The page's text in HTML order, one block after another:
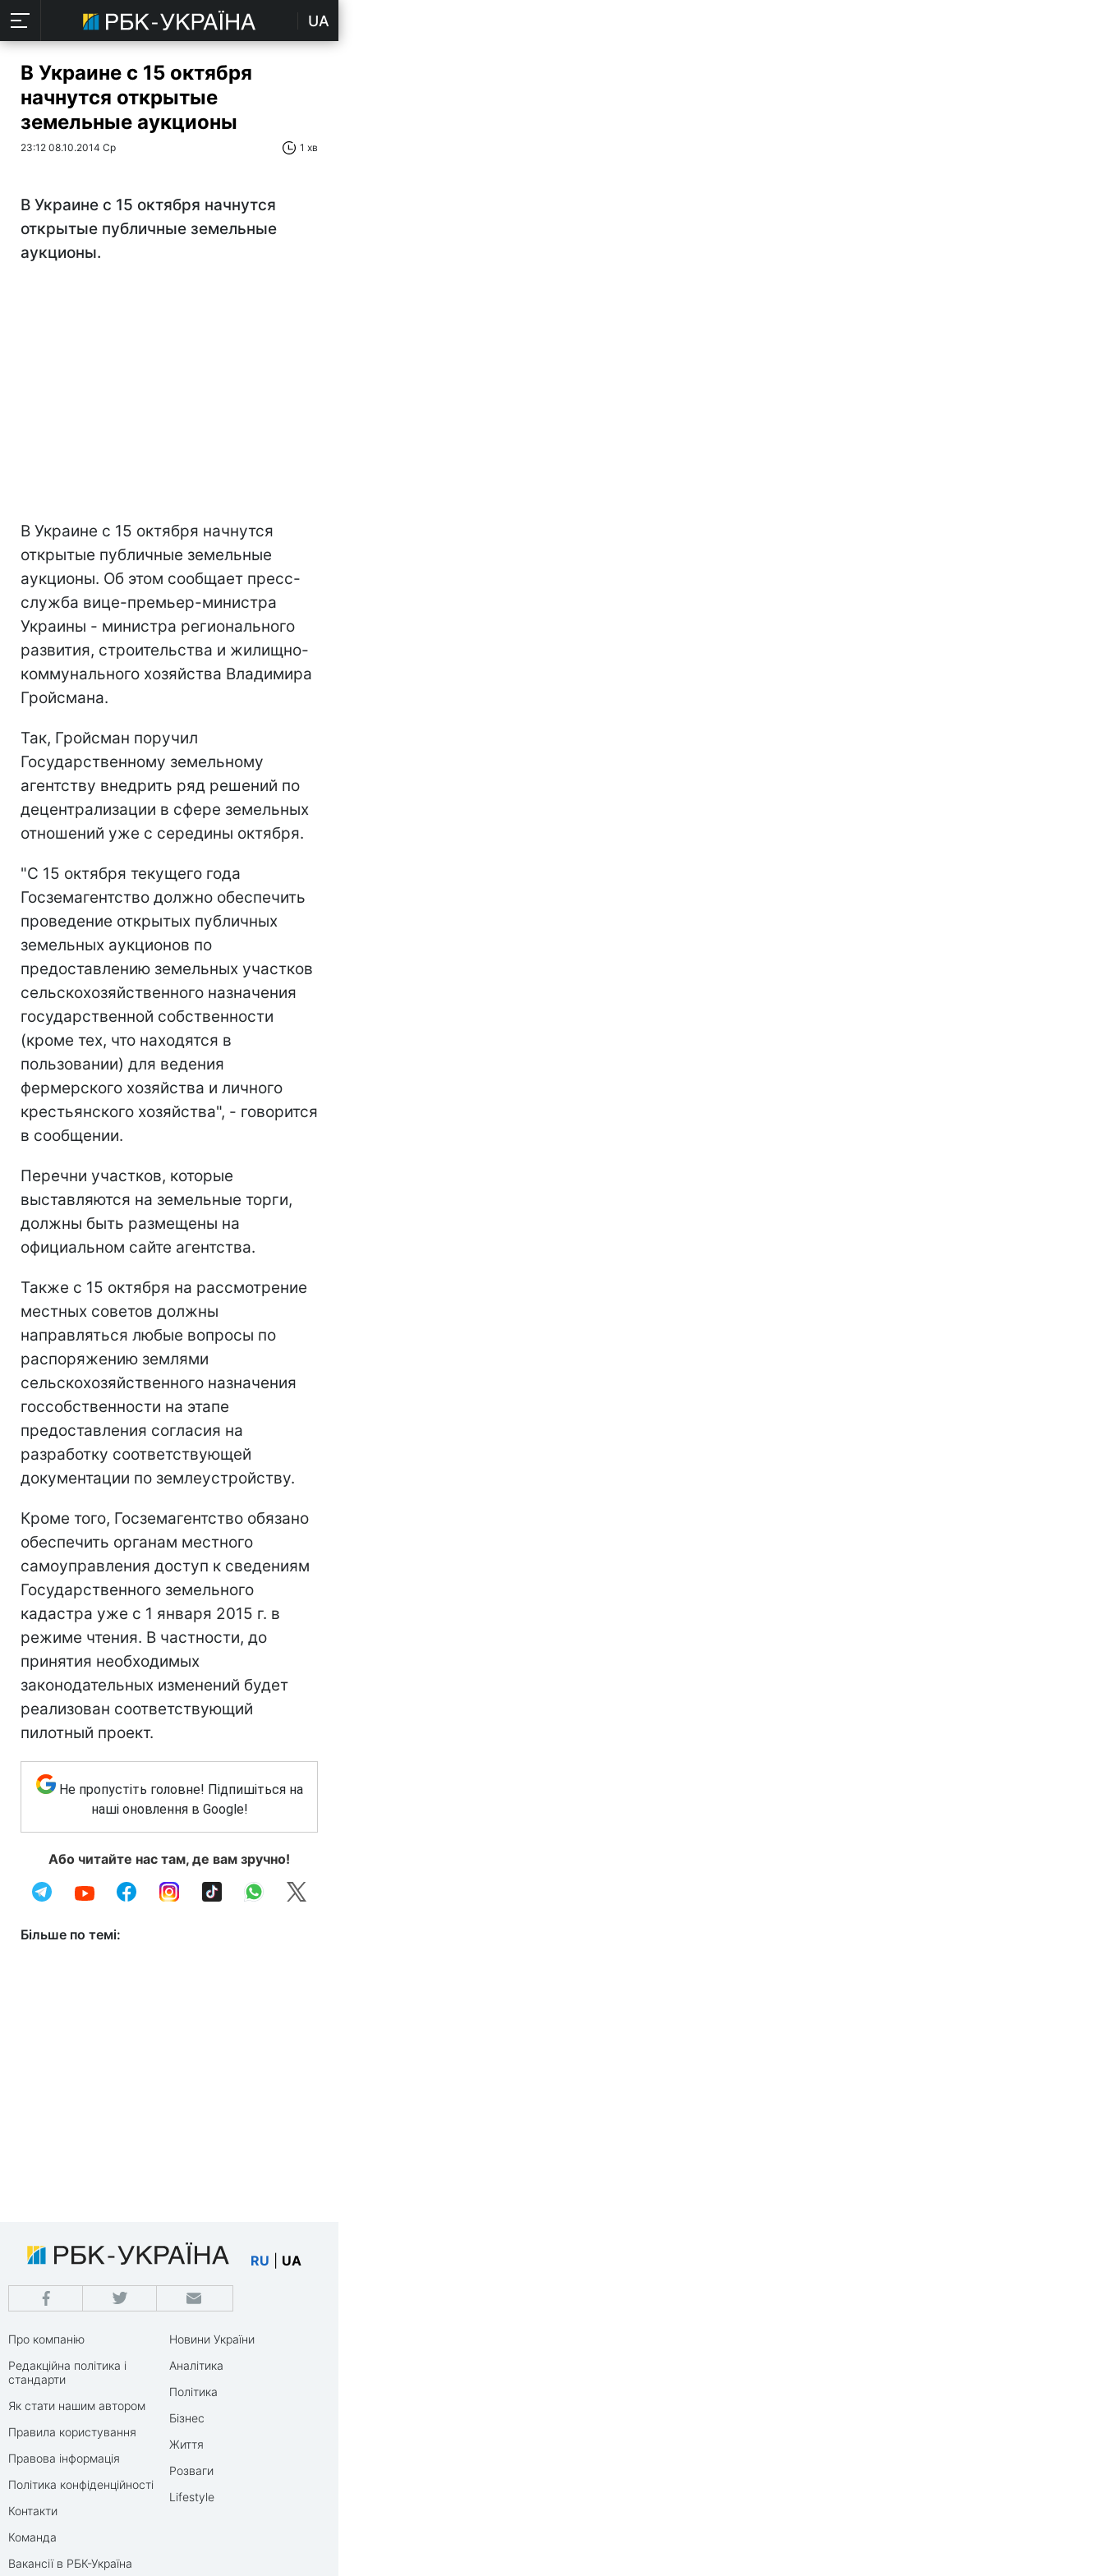
UA
В Украине с 15 октября
начнутся открытые
земельные аукционы
23:12 08.10.2014 Ср 1 хв
В Украине с 15 октября начнутся
открытые публичные земельные
аукционы.
В Украине с 15 октября начнутся
открытые публичные земельные
аукционы. Об этом сообщает пресс-
служба вице-премьер-министра
Украины - министра регионального
развития, строительства и жилищно-
коммунального хозяйства Владимира
Гройсмана.
Так, Гройсман поручил
Государственному земельному
агентству внедрить ряд решений по
децентрализации в сфере земельных
отношений уже с середины октября.
"С 15 октября текущего года
Госземагентство должно обеспечить
проведение открытых публичных
земельных аукционов по
предоставлению земельных участков
сельскохозяйственного назначения
государственной собственности
(кроме тех, что находятся в
пользовании) для ведения
фермерского хозяйства и личного
крестьянского хозяйства", - говорится
в сообщении.
Перечни участков, которые
выставляются на земельные торги,
должны быть размещены на
официальном сайте агентства.
Также с 15 октября на рассмотрение
местных советов должны
направляться любые вопросы по
распоряжению землями
сельскохозяйственного назначения
госсобственности на этапе
предоставления согласия на
разработку соответствующей
документации по землеустройству.
Кроме того, Госземагентство обязано
обеспечить органам местного
самоуправления доступ к сведениям
Государственного земельного
кадастра уже с 1 января 2015 г. в
режиме чтения. В частности, до
принятия необходимых
законодательных изменений будет
реализован соответствующий
пилотный проект.
Не пропустіть головне! Підпишіться на
наші оновлення в Google!
Або читайте нас там, де вам зручно!
Більше по темі:
RU UA
Про компанію
Редакційна політика і
стандарти
Як стати нашим автором
Правила користування
Правова інформація
Політика конфіденційності
Контакти
Команда
Вакансії в РБК-Україна
Новини України
Аналітика
Політика
Бізнес
Життя
Розваги
Lifestyle